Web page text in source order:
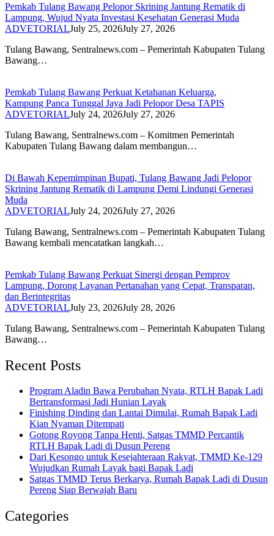
Pemkab Tulang Bawang Pelopor Skrining Jantung Rematik di
Lampung, Wujud Nyata Investasi Kesehatan Generasi Muda
ADVETORIALJuly 25, 2026July 27, 2026
Tulang Bawang, Sentralnews.com – Pemerintah Kabupaten Tulang
Bawang…
Pemkab Tulang Bawang Perkuat Ketahanan Keluarga,
Kampung Panca Tunggal Jaya Jadi Pelopor Desa TAPIS
ADVETORIALJuly 24, 2026July 27, 2026
Tulang Bawang, Sentralnews.com – Komitmen Pemerintah
Kabupaten Tulang Bawang dalam membangun…
Di Bawah Kepemimpinan Bupati, Tulang Bawang Jadi Pelopor
Skrining Jantung Rematik di Lampung Demi Lindungi Generasi
Muda
ADVETORIALJuly 24, 2026July 27, 2026
Tulang Bawang, Sentralnews.com – Pemerintah Kabupaten Tulang
Bawang kembali mencatatkan langkah…
Pemkab Tulang Bawang Perkuat Sinergi dengan Pemprov
Lampung, Dorong Layanan Pertanahan yang Cepat, Transparan,
dan Berintegritas
ADVETORIALJuly 23, 2026July 28, 2026
Tulang Bawang, Sentralnews.com – Pemerintah Kabupaten Tulang
Bawang…
Recent Posts
Program Aladin Bawa Perubahan Nyata, RTLH Bapak Ladi
Bertransformasi Jadi Hunian Layak
Finishing Dinding dan Lantai Dimulai, Rumah Bapak Ladi
Kian Nyaman Ditempati
Gotong Royong Tanpa Henti, Satgas TMMD Percantik
RTLH Bapak Ladi di Dusun Pereng
Dari Kesongo untuk Kesejahteraan Rakyat, TMMD Ke-129
Wujudkan Rumah Layak bagi Bapak Ladi
Satgas TMMD Terus Berkarya, Rumah Bapak Ladi di Dusun
Pereng Siap Berwajah Baru
Categories